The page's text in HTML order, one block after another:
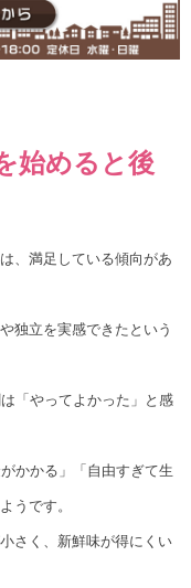
始めると後
、満足している傾向があ
独立を実感できたという
「やってよかった」と感
かかる」「自由すぎて生
うです。
さく、新鮮味が得にくい